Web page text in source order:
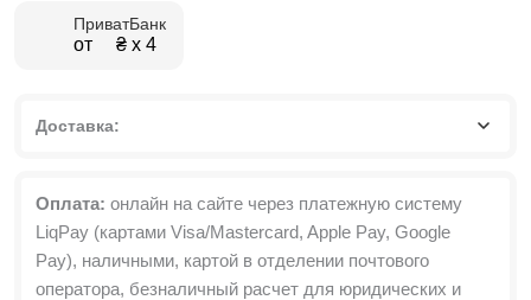
120(160)x75x69
ПриватБанк
от ₴ х 4
Доставка:
Оплата: онлайн на сайте через платежную систему
LiqPay (картами Visa/Mastercard, Apple Pay, Google
Pay), наличными, картой в отделении почтового
оператора, безналичный расчет для юридических и